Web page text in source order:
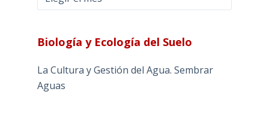
Biología y Ecología del Suelo
La Cultura y Gestión del Agua. Sembrar
Aguas